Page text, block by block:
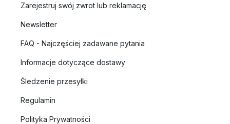
Zarejestruj swój zwrot lub reklamację
Newsletter
FAQ - Najczęściej zadawane pytania
Informacje dotyczące dostawy
Śledzenie przesyłki
Regulamin
Polityka Prywatności